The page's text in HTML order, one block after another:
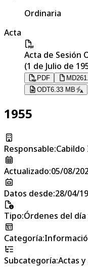
Ordinaria
Acta
Acta de Sesión
(1 de Julio de
PDF MD
ODT6.33 MB
1955
Responsable:
Actualizado:05/08/
Datos desde:28/04/
Tipo:Órdenes del día
Categoría:
Subcategoría:Actas